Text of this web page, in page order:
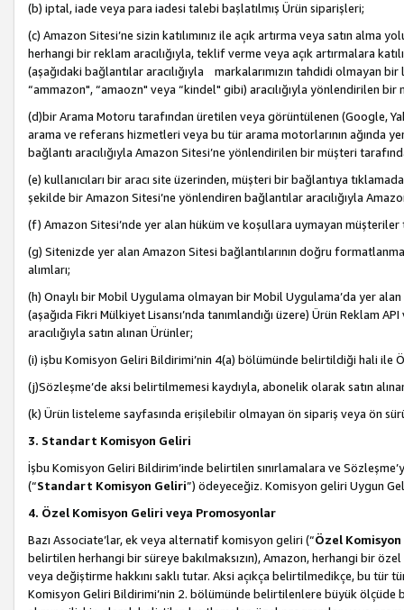
(b) iptal, iade veya para iadesi talebi başlatılmış Ürün siparişleri;
(c) Amazon Sitesi’ne sizin katılımınız ile açık artırma veya satın alma
herhangi bir reklam aracılığıyla, teklif verme veya açık artırmalara
(aşağıdaki bağlantılar aracılığıyla markalarımızın tahdidi olmayan
“ammazon", “amaozn" veya “kindel" gibi) aracılığıyla yönlendirilen
(d)bir Arama Motoru tarafından üretilen veya görüntülenen (Google,
arama ve referans hizmetleri veya bu tür arama motorlarının ağında
bağlantı aracılığıyla Amazon Sitesi’ne yönlendirilen bir müşteri
(e) kullanıcıları bir aracı site üzerinden, müşteri bir bağlantıya
şekilde bir Amazon Sitesi’ne yönlendiren bağlantılar aracılığıyla
(f) Amazon Sitesi’nde yer alan hüküm ve koşullara uymayan müşteriler
(g) Sitenizde yer alan Amazon Sitesi bağlantılarının doğru
alımları;
(h) Onaylı bir Mobil Uygulama olmayan bir Mobil Uygulama’da yer
(aşağıda Fikri Mülkiyet Lisansı’nda tanımlandığı üzere) Ürün Reklam
aracılığıyla satın alınan Ürünler;
(i) işbu Komisyon Geliri Bildirimi’nin 4(a) bölümünde belirtildiği hali ile
(j)Sözleşme’de aksi belirtilmemesi kaydıyla, abonelik olarak satın
(k) Ürün listeleme sayfasında erişilebilir olmayan ön sipariş veya ön
3. Standart Komisyon Geliri
İşbu Komisyon Geliri Bildirim’inde belirtilen sınırlamalara ve
(“Standart Komisyon Geliri”) ödeyeceğiz. Komisyon geliri Uygun
4. Özel Komisyon Geliri veya Promosyonlar
Bazı Associate’lar, ek veya alternatif komisyon geliri (“Özel
belirtilen herhangi bir süreye bakılmaksızın), Amazon, herhangi bir
veya değiştirme hakkını saklı tutar. Aksi açıkça belirtilmedikçe, bu tür
Komisyon Geliri Bildirimi’nin 2. bölümünde belirtilenlere büyük ölçüde